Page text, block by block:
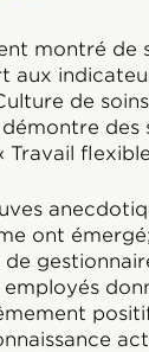
montré de
aux
de
des
Travail
ont